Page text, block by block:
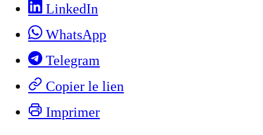
LinkedIn
WhatsApp
Telegram
Copier le lien
Imprimer